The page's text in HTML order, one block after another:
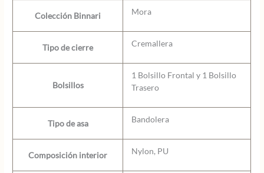
Colección Binnari Mora
Tipo de cierre Cremallera
Bolsillos
1 Bolsillo Frontal y 1 Bolsillo
Trasero
Tipo de asa Bandolera
Composición interior Nylon, PU